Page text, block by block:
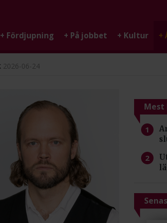
+ Fördjupning + På jobbet + Kultur +
Mest